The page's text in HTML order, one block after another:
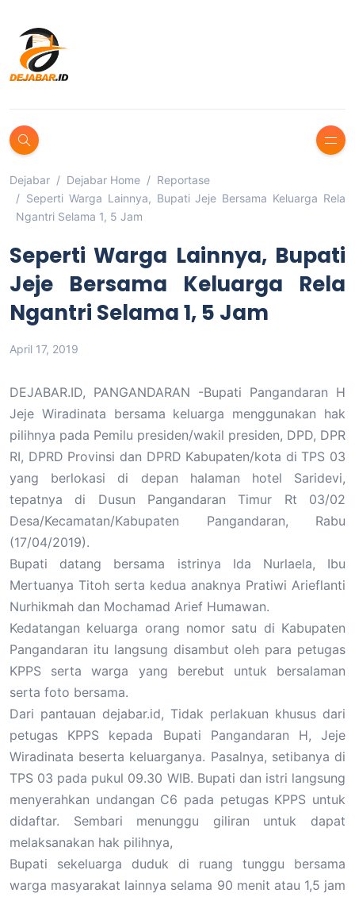
Dejabar Dejabar Home
Reportase
Seperti Warga Lainnya, Bupati Jeje Bersama Keluarga Rela
Ngantri Selama 1, 5 Jam
Seperti Warga Lainnya, Bupati
Jeje Bersama Keluarga Rela
Ngantri Selama 1, 5 Jam
April 17, 2019
DEJABAR.ID, PANGANDARAN -Bupati Pangandaran H
Jeje Wiradinata bersama keluarga menggunakan hak
pilihnya pada Pemilu presiden/wakil presiden, DPD, DPR
RI, DPRD Provinsi dan DPRD Kabupaten/kota di TPS 03
yang berlokasi di depan halaman hotel Saridevi,
tepatnya di Dusun Pangandaran Timur Rt 03/02
Desa/Kecamatan/Kabupaten Pangandaran, Rabu
(17/04/2019).
Bupati datang bersama istrinya Ida Nurlaela, Ibu
Mertuanya Titoh serta kedua anaknya Pratiwi Arieflanti
Nurhikmah dan Mochamad Arief Humawan.
Kedatangan keluarga orang nomor satu di Kabupaten
Pangandaran itu langsung disambut oleh para petugas
KPPS serta warga yang berebut untuk bersalaman
serta foto bersama.
Dari pantauan dejabar.id, Tidak perlakuan khusus dari
petugas KPPS kepada Bupati Pangandaran H, Jeje
Wiradinata beserta keluarganya. Pasalnya, setibanya di
TPS 03 pada pukul 09.30 WIB. Bupati dan istri langsung
menyerahkan undangan C6 pada petugas KPPS untuk
didaftar. Sembari menunggu giliran untuk dapat
melaksanakan hak pilihnya,
Bupati sekeluarga duduk di ruang tunggu bersama
warga masyarakat lainnya selama 90 menit atau 1,5 jam